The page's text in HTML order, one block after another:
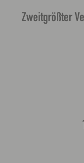
Zweitgrößter